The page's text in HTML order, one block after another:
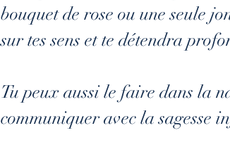
bouquet de rose ou une seule
sur tes sens et te détendra
Tu peux aussi le faire dans la
communiquer avec la sagesse